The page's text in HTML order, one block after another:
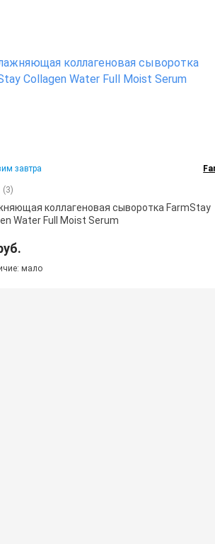
завтра
(3)
коллагеновая сыворотка FarmStay
Water Full Moist Serum
мало